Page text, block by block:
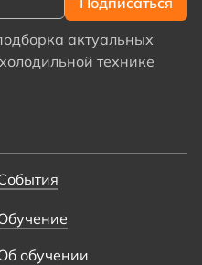
актуальных
технике
обучении